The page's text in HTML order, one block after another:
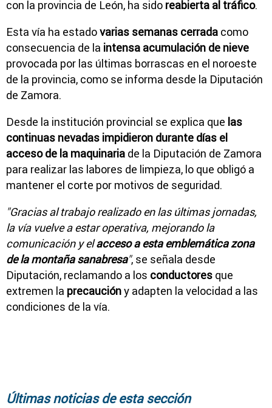
con la provincia de León, ha sido reabierta al tráfico.
Esta vía ha estadovarias semanas cerrada como
consecuencia de la intensa acumulación de nieve
provocada por las últimas borrascas en el noroeste
de la provincia, como se informa desde la Diputación
de Zamora.
Desde la institución provincial se explica que las
continuas nevadas impidieron durante días el
acceso de la maquinaria de la Diputación de Zamora
para realizar las labores de limpieza, lo que obligó a
mantener el corte por motivos de seguridad.
"Gracias al trabajo realizado en las últimas jornadas,
la vía vuelve a estar operativa, mejorando la
comunicación y elacceso a esta emblemática zona
de la montaña sanabresa", se señala desde
Diputación, reclamando a los conductores que
extremen la precaucióny adapten la velocidad a las
condiciones de la vía.
Últimas noticias de esta sección